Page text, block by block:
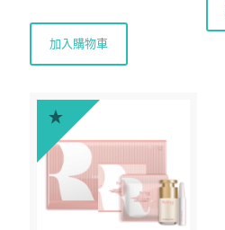
加入購物車